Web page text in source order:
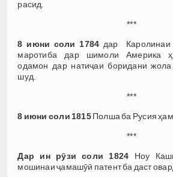
расид.
***
8 июни соли 1784 дар
маротиба дар шимоли Америка
одамон дар натиҷаи боридани
шуд.
***
8 июни соли 1815Полша ба Русия
***
Дар ин рӯзи соли 1824 Ноу
мошинаи ҷамашӯӣ патент ба даст